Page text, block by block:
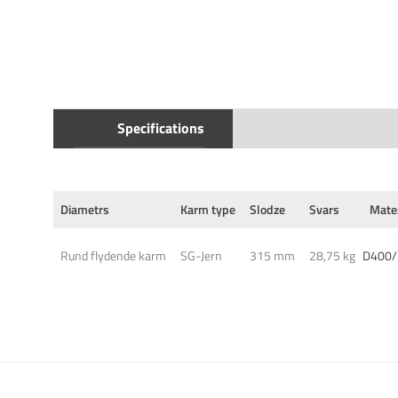
Specifications
Diametrs Karm type Slodze Svars
Rund flydende karm SG-Jern 315 mm 28,75 kg